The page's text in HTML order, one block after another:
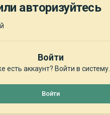
авторизуйтесь
Войти
есть аккаунт? Войти в систему.
Войти